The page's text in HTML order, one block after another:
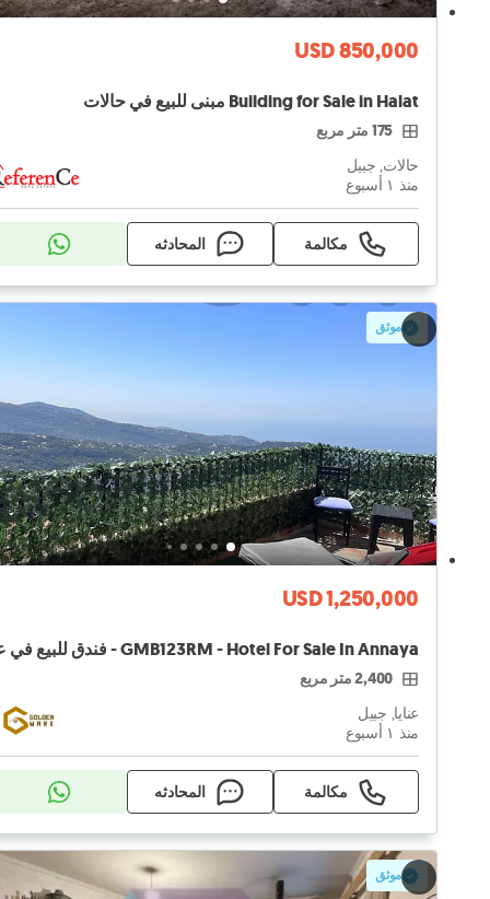
USD 850,000
Building for Sale in Halat مبنى للبيع في حالات
175 متر مربع
حالات, جبيل
منذ ١ أسبوع
مكالمة المحادثه
موثق
USD 1,250,000
2,400 متر مربع
عنايا, جبيل
منذ ١ أسبوع
مكالمة المحادثه
موثق